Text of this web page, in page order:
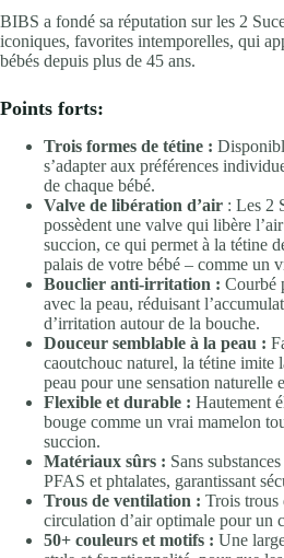
BIBS a fondé sa réputation sur les 2
iconiques, favorites intemporelles, qui
bébés depuis plus de 45 ans.
Points forts:
Trois formes de tétine :
s’adapter aux préférences
de chaque bébé.
Valve de libération d’air : Les 2
possèdent une valve qui libère
succion, ce qui permet à la tétine
palais de votre bébé – comme un
Bouclier anti-irritation : Courbé
avec la peau, réduisant
d’irritation autour de la bouche.
Douceur semblable à la peau :
caoutchouc naturel, la tétine imite
peau pour une sensation naturelle
Flexible et durable : Hautement
bouge comme un vrai mamelon
succion.
Matériaux sûrs : Sans
PFAS et phtalates, garantissant
Trous de ventilation : Trois trous
circulation d’air optimale pour un
50+ couleurs et motifs : Une